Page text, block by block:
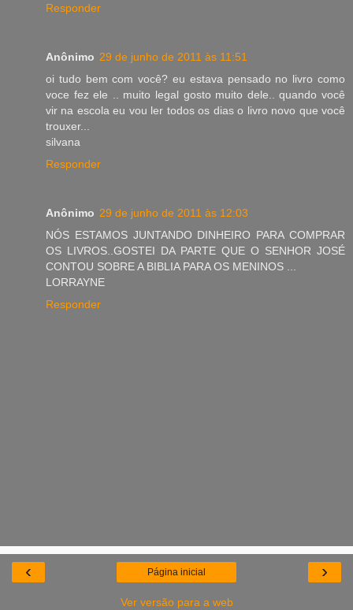
Responder
Anônimo 29 de junho de 2011 às 11:51
oi tudo bem com você? eu estava pensado no livro como
voce fez ele .. muito legal gosto muito dele.. quando você
vir na escola eu vou ler todos os dias o livro novo que você
trouxer...
silvana
Responder
Anônimo 29 de junho de 2011 às 12:03
NÓS ESTAMOS JUNTANDO DINHEIRO PARA COMPRAR
OS LIVROS..GOSTEI DA PARTE QUE O SENHOR JOSÉ
CONTOU SOBRE A BIBLIA PARA OS MENINOS ...
LORRAYNE
Responder
‹ ›
Página inicial
Ver versão para a web